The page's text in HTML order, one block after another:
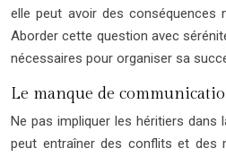
elle peut avoir des conséquences
Aborder cette question avec
nécessaires pour organiser sa
Le manque de
Ne pas impliquer les héritiers dans
peut entraîner des conflits et des